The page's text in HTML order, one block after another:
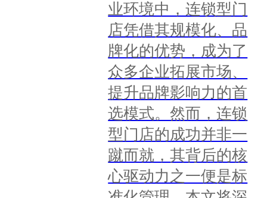
业环境中，连锁型门
店凭借其规模化、品
牌化的优势，成为了
众多企业拓展市场、
提升品牌影响力的首
选模式。然而，连锁
型门店的成功并非一
蹴而就，其背后的核
心驱动力之一便是标